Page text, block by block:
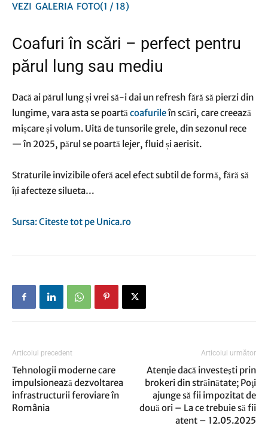
VEZI GALERIA FOTO(1 / 18)
Coafuri în scări – perfect pentru
părul lung sau mediu
Dacă ai părul lung și vrei să-i dai un refresh fără să pierzi din
lungime, vara asta se poartăcoafurileîn scări, care creează
mișcare și volum. Uită de tunsorile grele, din sezonul rece
— în 2025, părul se poartă lejer, fluid și aerisit.
Straturile invizibile oferă acel efect subtil de formă, fără să
îți afecteze silueta…
Sursa: Citeste tot pe Unica.ro
Articolul precedent
Tehnologii moderne care
impulsionează dezvoltarea
infrastructurii feroviare în
România
Articolul următor
Atenţie dacă investeşti prin
brokeri din străinătate; Poţi
ajunge să fii impozitat de
două ori – La ce trebuie să fii
atent – 12.05.2025